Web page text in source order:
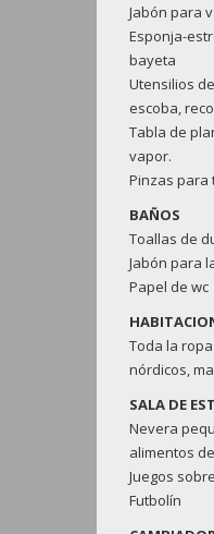
Jabón para
Esponja-
bayeta
Utensilios
escoba,
Tabla de
vapor.
Pinzas para
BAÑOS
Toallas de
Jabón para
Papel de wc
Toda la
nórdicos,
SALA DE
Nevera
alimentos
Juegos
Futbolín